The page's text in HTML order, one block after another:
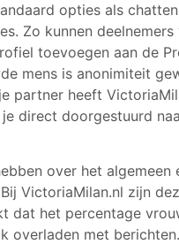
opties als
Zo kunnen
toevoegen aan de
mens is anonimiteit
partner heeft
direct doorgestuurd
over het algemeen
VictoriaMilan.nl zijn
dat het percentage
overladen met